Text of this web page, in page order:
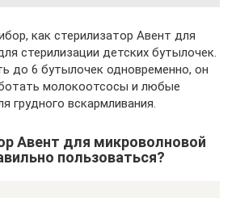
как стерилизатор Авент для
стерилизации детских бутылочек.
до 6 бутылочек одновременно, он
молокоотсосы и любые
грудного вскармливания.
Авент для микроволновой
пользоваться?